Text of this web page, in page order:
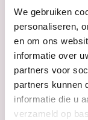
We gebruiken
personaliseren,
en om ons
informatie over
partners voor
partners kunnen
informatie die u
verzameld op
Plantoon 5
Powerful